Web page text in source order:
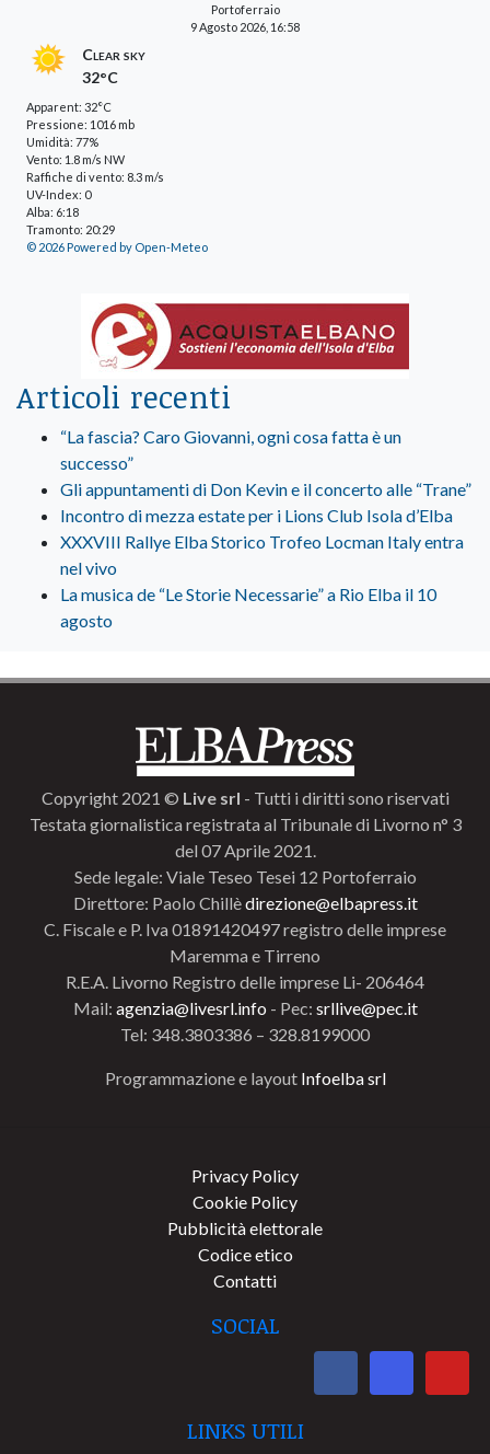
Portoferraio
9 Agosto 2026, 16:58
Clear sky
32°C
Apparent: 32°C
Pressione: 1016 mb
Umidità: 77%
Vento: 1.8 m/s NW
Raffiche di vento: 8.3 m/s
UV-Index: 0
Alba: 6:18
Tramonto: 20:29
© 2026 Powered by Open-Meteo
Articoli recenti
“La fascia? Caro Giovanni, ogni cosa fatta è un
successo”
Gli appuntamenti di Don Kevin e il concerto alle “Trane”
Incontro di mezza estate per i Lions Club Isola d’Elba
XXXVIII Rallye Elba Storico Trofeo Locman Italy entra
nel vivo
La musica de “Le Storie Necessarie” a Rio Elba il 10
agosto
Copyright 2021 © Live srl - Tutti i diritti sono riservati
Testata giornalistica registrata al Tribunale di Livorno n° 3
del 07 Aprile 2021.
Sede legale: Viale Teseo Tesei 12 Portoferraio
Direttore: Paolo Chillèdirezione@elbapress.it
C. Fiscale e P. Iva 01891420497 registro delle imprese
Maremma e Tirreno
R.E.A. Livorno Registro delle imprese Li- 206464
Mail: agenzia@livesrl.info - Pec: srllive@pec.it
Tel: 348.3803386 – 328.8199000
Programmazione e layout Infoelba srl
Privacy Policy
Cookie Policy
Pubblicità elettorale
Codice etico
Contatti
SOCIAL
LINKS UTILI